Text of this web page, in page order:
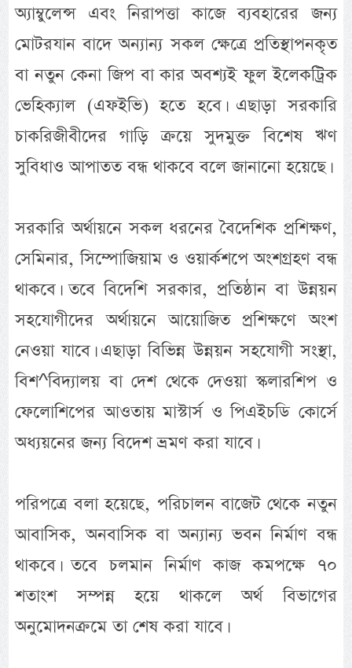
অ্যাম্বুলেন্স এবং নিরাপত্তা কাজে ব্যবহারের জন্য
মোটরযান বাদে অন্যান্য সকল ক্ষেত্রে প্রতিস্থাপনকৃত
বা নতুন কেনা জিপ বা কার অবশ্যই ফুল ইলেকট্রিক
ভেহিক্যাল (এফইভি) হতে হবে। এছাড়া সরকারি
চাকরিজীবীদের গাড়ি ক্রয়ে সুদমুক্ত বিশেষ ঋণ
সুবিধাও আপাতত বন্ধ থাকবে বলে জানানো হয়েছে।
সরকারি অর্থায়নে সকল ধরনের বৈদেশিক প্রশিক্ষণ,
সেমিনার, সিম্পোজিয়াম ও ওয়ার্কশপে অংশগ্রহণ বন্ধ
থাকবে। তবে বিদেশি সরকার, প্রতিষ্ঠান বা উন্নয়ন
সহযোগীদের অর্থায়নে আয়োজিত প্রশিক্ষণে অংশ
নেওয়া যাবে। এছাড়া বিভিন্ন উন্নয়ন সহযোগী সংস্থা,
বিশ^বিদ্যালয় বা দেশ থেকে দেওয়া স্কলারশিপ ও
ফেলোশিপের আওতায় মাস্টার্স ও পিএইচডি কোর্সে
অধ্যয়নের জন্য বিদেশ ভ্রমণ করা যাবে।
পরিপত্রে বলা হয়েছে, পরিচালন বাজেট থেকে নতুন
আবাসিক, অনবাসিক বা অন্যান্য ভবন নির্মাণ বন্ধ
থাকবে। তবে চলমান নির্মাণ কাজ কমপক্ষে ৭০
শতাংশ সম্পন্ন হয়ে থাকলে অর্থ বিভাগের
অনুমোদনক্রমে তা শেষ করা যাবে।